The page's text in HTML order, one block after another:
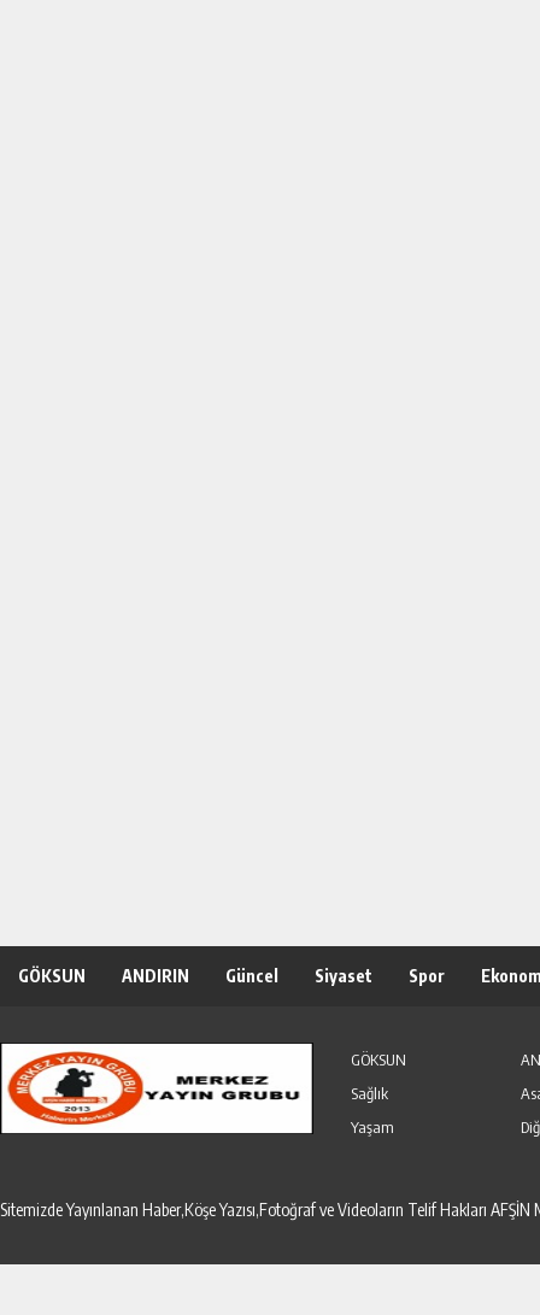
GÖKSUN ANDIRIN Güncel Siyaset Spor
GÖKSUN
Sağlık
Yaşam
Sitemizde Yayınlanan Haber,Köşe Yazısı,Fotoğraf ve Videoların Telif Hakları